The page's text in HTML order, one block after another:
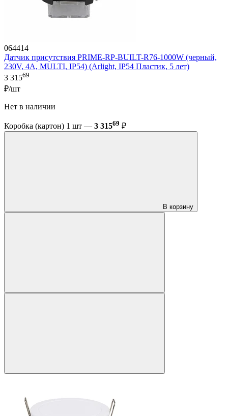
064414
Датчик присутствия PRIME-RP-BUILT-R76-1000W (черный,
230V, 4A, MULTI, IP54) (Arlight, IP54 Пластик, 5 лет)
3 31569
₽/шт
Нет в наличии
Коробка (картон) 1 шт — 3 31569 ₽
В корзину